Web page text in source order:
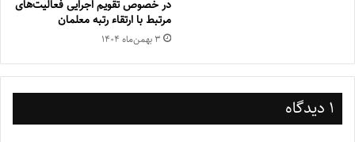
در خصوص تقویم اجرایی فعالیت‌های
مرتبط با ارتقاء رتبه معلمان
۳ بهمن‌ماه ۱۴۰۴
1 دیدگاه